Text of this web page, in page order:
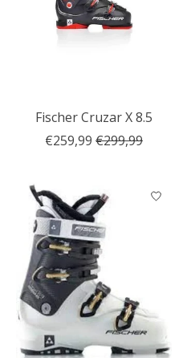
Fischer Cruzar X 8.5
€259,99 €299,99